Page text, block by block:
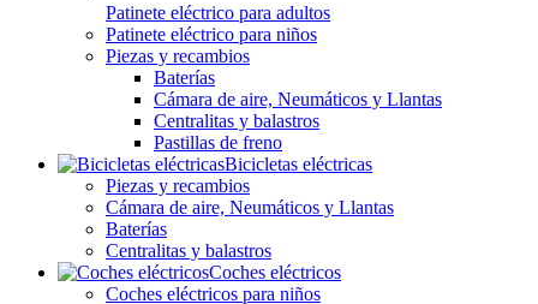
Patinete eléctrico para adultos
Patinete eléctrico para niños
Piezas y recambios
Baterías
Cámara de aire, Neumáticos y Llantas
Centralitas y balastros
Pastillas de freno
Bicicletas eléctricas
Piezas y recambios
Cámara de aire, Neumáticos y Llantas
Baterías
Centralitas y balastros
Coches eléctricos
Coches eléctricos para niños